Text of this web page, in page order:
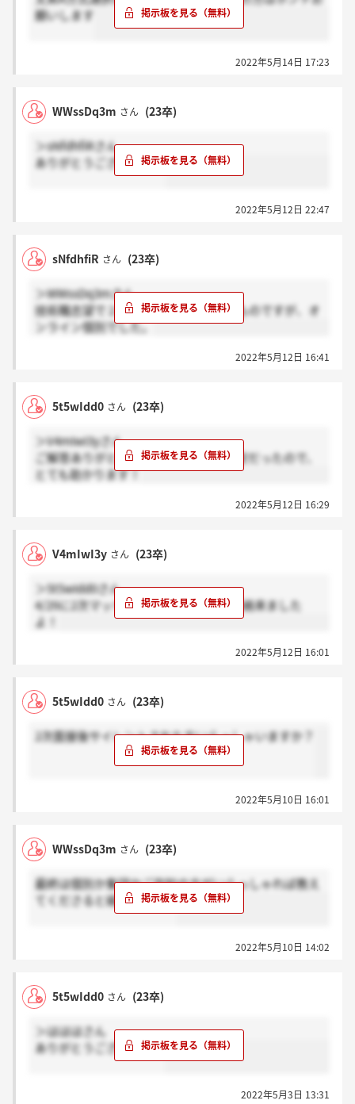
願いします
2022年5月14日 17:23
WWssDq3m さん (23卒)
＞sNfdhfiRさん
ありがとうございます！
2022年5月12日 22:47
sNfdhfiR さん (23卒)
＞WWssDq3mさん
技術職志望で２月に最終面談を受けたものですが、オ
ンライン個別でした。
2022年5月12日 16:41
5t5wIdd0 さん (23卒)
＞V4mIwI3yさん
ご解答ありがとうございます。少し不安だったので、
とても助かります！
2022年5月12日 16:29
V4mIwI3y さん (23卒)
＞5t5wIdd0さん
4/29に2次マッチングを受けて、本日連絡来ました
よ！
2022年5月12日 16:01
5t5wIdd0 さん (23卒)
2次面接後サイレントされた方いらっしゃいますか？
2022年5月10日 16:01
WWssDq3m さん (23卒)
最終は個別か集団かご存知の方がいらっしゃれば教え
てくださると嬉しいです。
2022年5月10日 14:02
5t5wIdd0 さん (23卒)
＞はははさん
ありがとうございます。
2022年5月3日 13:31